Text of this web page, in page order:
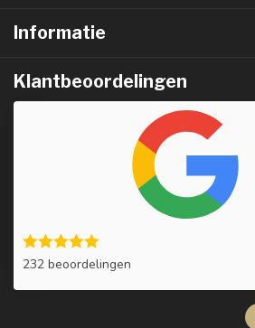
Informatie
Klantbeoordelingen
232 beoordelingen